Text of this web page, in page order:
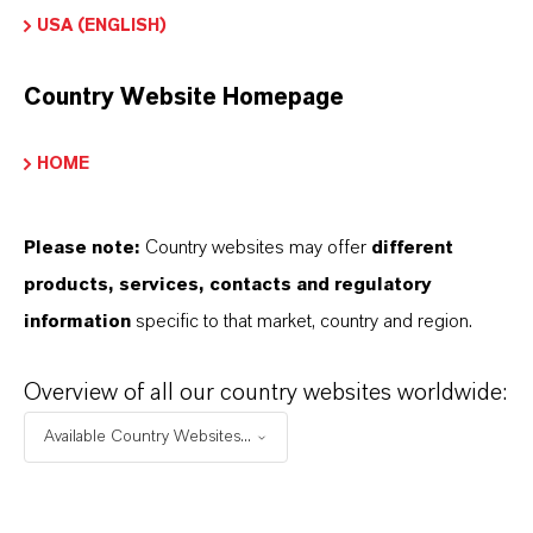
USA (ENGLISH)
Country Website Homepage
HOME
Please note: Country websites may offer different
products, services, contacts and regulatory
information specific to that market, country and region.
Overview of all our country websites worldwide:
Available Country Websites...